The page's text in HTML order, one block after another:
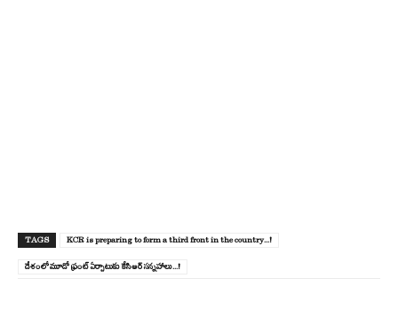
TAGS KCR is preparing to form a third front in the country...!
దేశంలో మూడో ఫ్రంట్ ఏర్పాటుకు కేసిఆర్ స‌న్న‌హాలు...!